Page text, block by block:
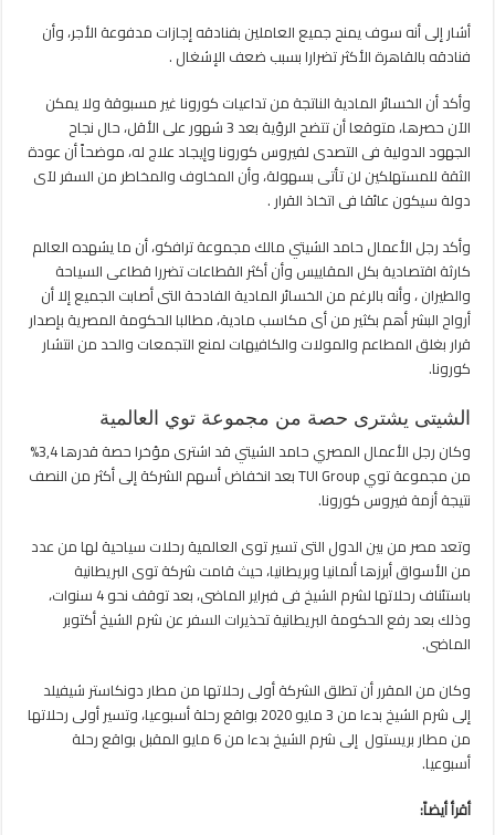
أشار إلى أنه سوف يمنح جميع العاملين بفنادقه إجازات مدفوعة الأجر، وأن
فنادقه بالقاهرة الأكثر تضرارا بسبب ضعف الإشغال .
وأكد أن الخسائر المادية الناتجة من تداعيات كورونا غير مسبوقة ولا يمكن
الآن حصرها، متوقعا أن تتضح الرؤية بعد 3 شهور على الأقل، حال نجاح
الجهود الدولية فى التصدى لفيروس كورونا وإيجاد علاج له، موضحاً أن عودة
الثقة للمستهلكين لن تأتى بسهولة، وأن المخاوف والمخاطر من السفر لآى
دولة سيكون عائقا فى اتخاذ القرار .
وأكد رجل الأعمال حامد الشيتي مالك مجموعة ترافكو، أن ما يشهده العالم
كارثة اقتصادية بكل المقاييس وأن أكثر القطاعات تضررا قطاعى السياحة
والطيران ، وأنه بالرغم من الخسائر المادية الفادحة التى أصابت الجميع إلا أن
أرواح البشر أهم بكثير من أى مكاسب مادية، مطالبا الحكومة المصرية بإصدار
قرار بغلق المطاعم والمولات والكافيهات لمنع التجمعات والحد من انتشار
كورونا.
الشيتى يشترى حصة من مجموعة توي العالمية
وكان رجل الأعمال المصري حامد الشيتي قد اشترى مؤخرا حصة قدرها 3,4%
من مجموعة توي TUI Group بعد انخفاض أسهم الشركة إلى أكثر من النصف
نتيجة أزمة فيروس كورونا.
وتعد مصر من بين الدول التى تسير توى العالمية رحلات سياحية لها من عدد
من الأسواق أبرزها ألمانيا وبريطانيا، حيث قامت شركة توى البريطانية
باستئناف رحلاتها لشرم الشيخ فى فبراير الماضى، بعد توقف نحو 4 سنوات،
وذلك بعد رفع الحكومة البريطانية تحذيرات السفر عن شرم الشيخ أكتوبر
الماضى.
وكان من المقرر أن تطلق الشركة أولى رحلاتها من مطار دونكاستر شيفيلد
إلى شرم الشيخ بدءا من 3 مايو 2020 بواقع رحلة أسبوعيا، وتسير أولى رحلاتها
من مطار بريستول إلى شرم الشيخ بدءا من 6 مايو المقبل بواقع رحلة
أسبوعيا.
أقرأ أيضاً: